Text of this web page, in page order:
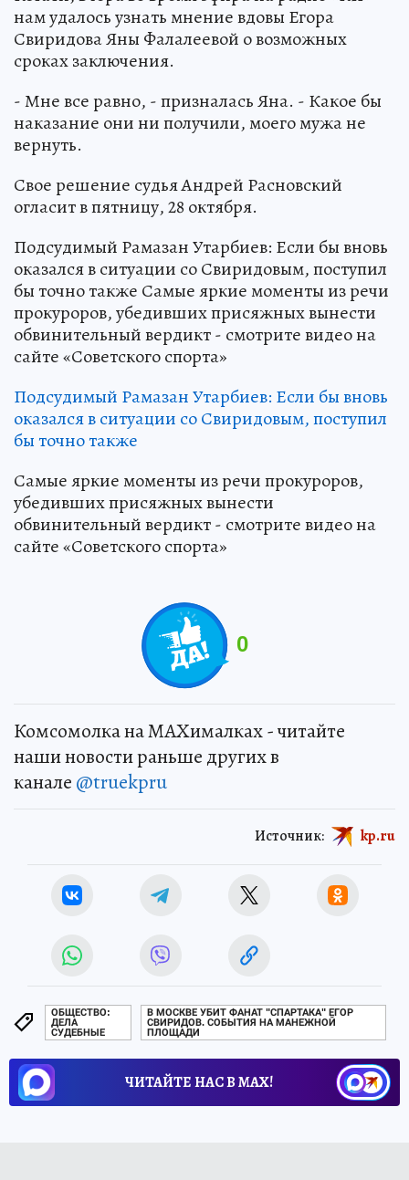
нам удалось узнать мнение вдовы Егора
Свиридова Яны Фалалеевой о возможных
сроках заключения.
- Мне все равно, - призналась Яна. - Какое бы
наказание они ни получили, моего мужа не
вернуть.
Свое решение судья Андрей Расновский
огласит в пятницу, 28 октября.
Подсудимый Рамазан Утарбиев: Если бы вновь
оказался в ситуации со Свиридовым, поступил
бы точно также Самые яркие моменты из речи
прокуроров, убедивших присяжных вынести
обвинительный вердикт - смотрите видео на
сайте «Советского спорта»
Подсудимый Рамазан Утарбиев: Если бы вновь
оказался в ситуации со Свиридовым, поступил
бы точно также
Самые яркие моменты из речи прокуроров,
убедивших присяжных вынести
обвинительный вердикт - смотрите видео на
сайте «Советского спорта»
0
Комсомолка на MAXималках - читайте
наши новости раньше других в
канале @truekpru
Источник: kp.ru
ОБЩЕСТВО:
ДЕЛА
СУДЕБНЫЕ
В МОСКВЕ УБИТ ФАНАТ "СПАРТАКА" ЕГОР
СВИРИДОВ. СОБЫТИЯ НА МАНЕЖНОЙ
ПЛОЩАДИ
ЧИТАЙТЕ НАС В МАХ!